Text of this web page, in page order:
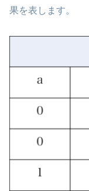
果を表します。